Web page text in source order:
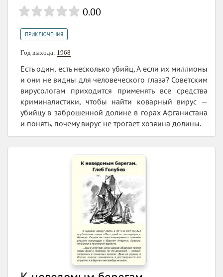
0.00
ПРИКЛЮЧЕНИЯ
Год выхода: 1968
Есть один, есть несколько убийц, А если их миллионы
и они не видны для человеческого глаза? Советским
вирусологам приходится применять все средства
криминалистики, чтобы найти коварный вирус —
убийцу в заброшенной долине в горах Афганистана
и понять, почему вирус не трогает хозяина долины.